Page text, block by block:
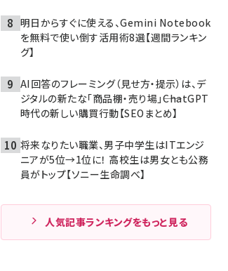
明日からすぐに使える、Gemini Notebook
を無料で使い倒す活用術8選【週間ランキン
グ】
AI回答のフレーミング（見せ方・提示）は、デ
ジタルの新たな「商品棚・売り場」――ChatGPT
時代の新しい購買行動【SEOまとめ】
将来なりたい職業、男子中学生はITエンジ
ニアが5位→1位に！ 高校生は男女とも公務
員がトップ【ソニー生命調べ】
人気記事ランキングをもっと見る